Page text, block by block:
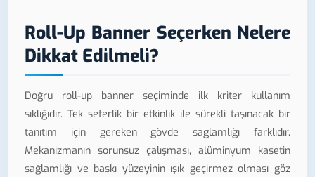
Roll-Up Banner Seçerken Nelere
Dikkat Edilmeli?
Doğru roll-up banner seçiminde ilk kriter kullanım
sıklığıdır. Tek seferlik bir etkinlik ile sürekli taşınacak bir
tanıtım için gereken gövde sağlamlığı farklıdır.
Mekanizmanın sorunsuz çalışması, alüminyum kasetin
sağlamlığı ve baskı yüzeyinin ışık geçirmez olması göz